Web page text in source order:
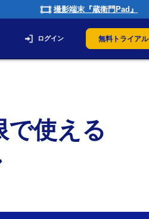
撮影端末『蔵衛門Pad』
ログイン 無料トライアル
で使える